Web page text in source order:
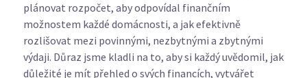
plánovat rozpočet, aby odpovídal finančním
možnostem každé domácnosti, a jak efektivně
rozlišovat mezi povinnými, nezbytnými a zbytnými
výdaji. Důraz jsme kladli na to, aby si každý uvědomil, jak
důležité je mít přehled o svých financích, vytvářet